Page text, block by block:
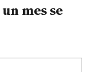
mes se